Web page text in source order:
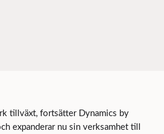
tillväxt, fortsätter Dynamics by
expanderar nu sin verksamhet till